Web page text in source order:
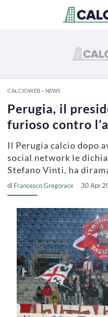
CALCIOWEB» NEWS
Perugia, il
furioso contro
Il Perugia calcio dopo
social network le
Stefano Vinti, ha
di Francesco Gregorace 30 Apr